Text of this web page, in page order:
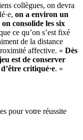
collègues, on devra
on a environ un
consolide les six
ce qu’on s’est fixé
de la distance
affective. « Dès
est de conserver
critiqué·e. »
pour votre réussite